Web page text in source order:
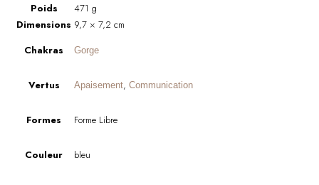
Poids
471 g
Dimensions 9,7 × 7,2 cm
Chakras
Gorge
Vertus Apaisement, Communication
Formes Forme Libre
Couleur bleu